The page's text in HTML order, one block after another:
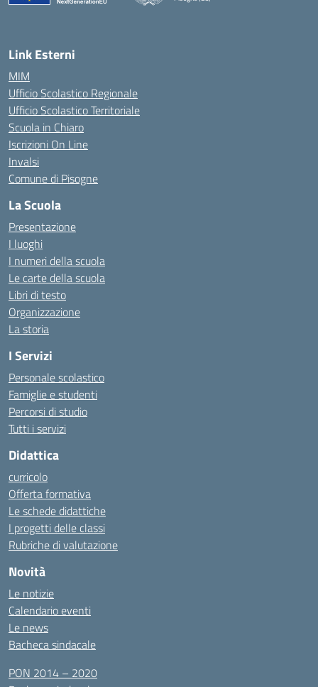
— Visita la pagina iniziale della scuola
Link Esterni
MIM
Ufficio Scolastico Regionale
Ufficio Scolastico Territoriale
Scuola in Chiaro
Iscrizioni On Line
Invalsi
Comune di Pisogne
La Scuola
Presentazione
I luoghi
I numeri della scuola
Le carte della scuola
Libri di testo
Organizzazione
La storia
I Servizi
Personale scolastico
Famiglie e studenti
Percorsi di studio
Tutti i servizi
Didattica
curricolo
Offerta formativa
Le schede didattiche
I progetti delle classi
Rubriche di valutazione
Novità
Le notizie
Calendario eventi
Le news
Bacheca sindacale
PON 2014 – 2020